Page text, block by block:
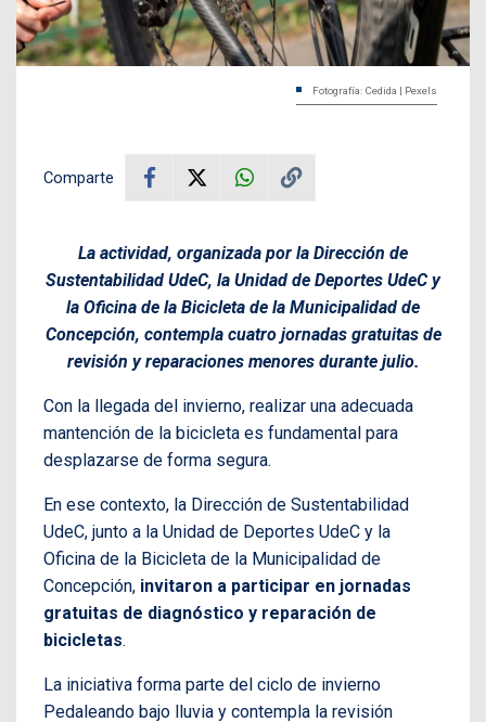
Fotografía: Cedida | Pexels
Comparte
La actividad, organizada por la Dirección de
Sustentabilidad UdeC, la Unidad de Deportes UdeC y
la Oficina de la Bicicleta de la Municipalidad de
Concepción, contempla cuatro jornadas gratuitas de
revisión y reparaciones menores durante julio.
Con la llegada del invierno, realizar una adecuada
mantención de la bicicleta es fundamental para
desplazarse de forma segura.
En ese contexto, la Dirección de Sustentabilidad
UdeC, junto a la Unidad de Deportes UdeC y la
Oficina de la Bicicleta de la Municipalidad de
Concepción, invitaron a participar en jornadas
gratuitas de diagnóstico y reparación de
bicicletas.
La iniciativa forma parte del ciclo de invierno
Pedaleando bajo lluvia y contempla la revisión